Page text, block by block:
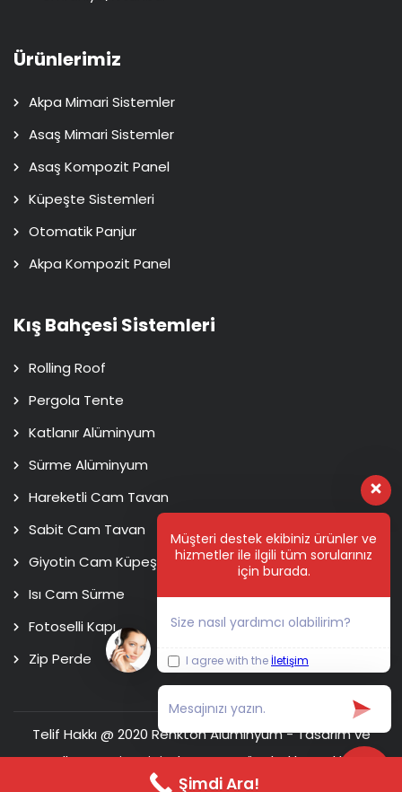
Ürünlerimiz
Akpa Mimari Sistemler
Asaş Mimari Sistemler
Asaş Kompozit Panel
Küpeşte Sistemleri
Otomatik Panjur
Akpa Kompozit Panel
Kış Bahçesi Sistemleri
Rolling Roof
Pergola Tente
Katlanır Alüminyum
Sürme Alüminyum
Hareketli Cam Tavan
Sabit Cam Tavan
Giyotin Cam Küpeşte
Isı Cam Sürme
Fotoselli Kapı
Zip Perde
Telif Hakkı @ 2020 Renkton Alüminyum - Tasarım ve
KodlamaUsim Digital AgencyTüm hakları saklıdır.
Ana Sayfa
Hakkımızda
Müşteri destek ekibiniz ürünler ve
hizmetler ile ilgili tüm sorularınız
için burada.
Size nasıl yardımcı olabilirim?
I agree with the İletişim
Şimdi Ara!